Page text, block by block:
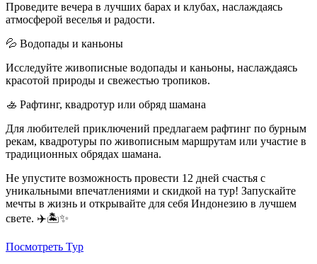
Проведите вечера в лучших барах и клубах, наслаждаясь
атмосферой веселья и радости.
💦 Водопады и каньоны
Исследуйте живописные водопады и каньоны, наслаждаясь
красотой природы и свежестью тропиков.
🚣 Рафтинг, квадротур или обряд шамана
Для любителей приключений предлагаем рафтинг по бурным
рекам, квадротуры по живописным маршрутам или участие в
традиционных обрядах шамана.
Не упустите возможность провести 12 дней счастья с
уникальными впечатлениями и скидкой на тур! Запускайте
мечты в жизнь и открывайте для себя Индонезию в лучшем
свете. ✈️🏝️✨
Посмотреть Тур